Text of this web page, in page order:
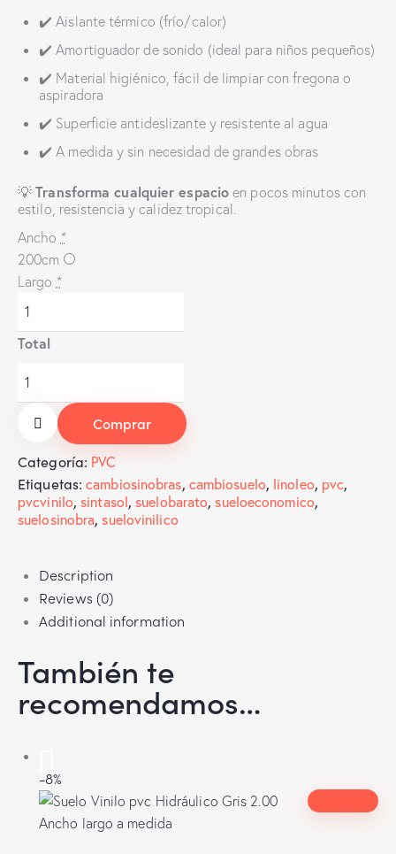
✔️ Aislante térmico (frío/calor)
✔️ Amortiguador de sonido (ideal para niños pequeños)
✔️ Material higiénico, fácil de limpiar con fregona o
aspiradora
✔️ Superficie antideslizante y resistente al agua
✔️ A medida y sin necesidad de grandes obras
💡Transforma cualquier espacio en pocos minutos con
estilo, resistencia y calidez tropical.
Ancho *
200cm
Largo *
Total
Comprar
Categoría: PVC
Etiquetas:cambiosinobras, cambiosuelo, linoleo, pvc,
pvcvinilo,sintasol,suelobarato,sueloeconomico,
suelosinobra,suelovinilico
Description
Reviews (0)
Additional information
También te
recomendamos…
-8%